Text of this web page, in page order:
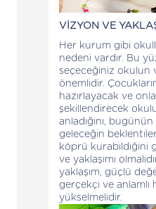
VİZYON VE
Her kurum gibi
nedeni vardır. Bu
seçeceğiniz okulun
önemlidir.
hazırlayacak ve
şekillendirecek
anladığını,
geleceğin
köprü kurabildiğini
ve yaklaşımı
yaklaşım, güçlü
gerçekçi ve
yükselmelidir.